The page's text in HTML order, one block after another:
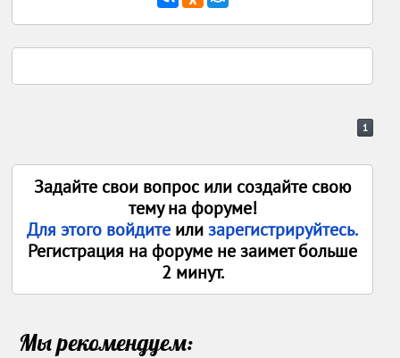
1
Задайте свои вопрос или создайте свою
тему на форуме!
Для этого войдите илизарегистрируйтесь.
Регистрация на форуме не заимет больше
2 минут.
Мы рекомендуем: